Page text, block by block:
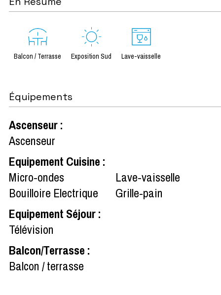
Balcon / Terrasse Exposition Sud Lave-vaisselle
Équipements
Ascenseur:
Ascenseur
Equipement Cuisine :
Micro-ondes
Lave-vaisselle
Bouilloire Electrique
Grille-pain
Equipement Séjour:
Télévision
Balcon/Terrasse :
Balcon / terrasse